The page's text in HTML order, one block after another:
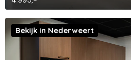
Bekijk in Nederweert